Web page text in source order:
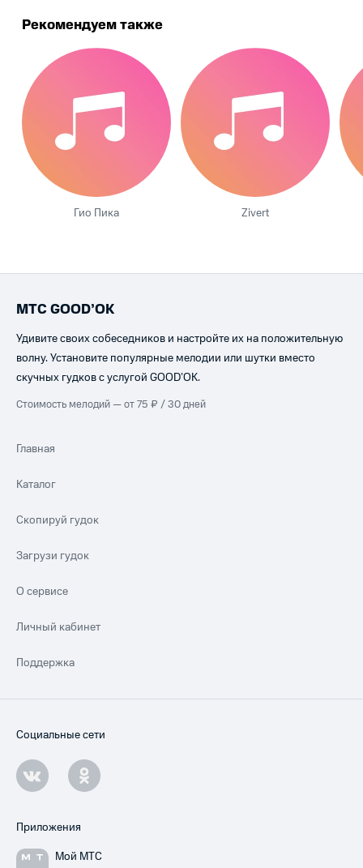
Рекомендуем также
Гио Пика Zivert
МТС GOOD’OK
Удивите своих собеседников и настройте их на положительную
волну. Установите популярные мелодии или шутки вместо
скучных гудков с услугой GOOD’OK.
Стоимость мелодий — от 75 ₽ / 30 дней
Главная
Каталог
Скопируй гудок
Загрузи гудок
О сервисе
Личный кабинет
Поддержка
Социальные сети
Приложения
Мой МТС